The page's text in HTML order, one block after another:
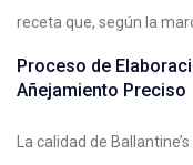
receta que, según la
Proceso de
Añejamiento Preciso
La calidad de